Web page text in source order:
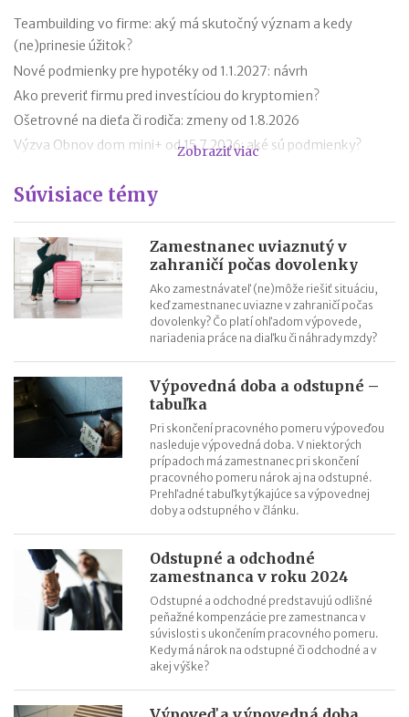
Teambuilding vo firme: aký má skutočný význam a kedy
(ne)prinesie úžitok?
Nové podmienky pre hypotéky od 1.1.2027: návrh
Ako preveriť firmu pred investíciou do kryptomien?
Ošetrovné na dieťa či rodiča: zmeny od 1.8.2026
Výzva Obnov dom mini+ od 15.7.2026: aké sú podmienky?
činnosti (AML zákon)
Sviatok sv. Cyrila a Metoda 2026 už bez zatvorených obchodov
Nabíjanie elektromobilu v zahraničí: roaming, aplikácie,
plánovanie cesty
ChatGPT, Gemini a ďalšie AI nástroje: daňové povinnosti pri
Zobraziť viac
Súvisiace témy
Zamestnanec uviaznutý v
zahraničí počas dovolenky
Ako zamestnávateľ (ne)môže riešiť situáciu,
keď zamestnanec uviazne v zahraničí počas
dovolenky? Čo platí ohľadom výpovede,
nariadenia práce na diaľku či náhrady mzdy?
Výpovedná doba a odstupné –
tabuľka
Pri skončení pracovného pomeru výpoveďou
nasleduje výpovedná doba. V niektorých
prípadoch má zamestnanec pri skončení
pracovného pomeru nárok aj na odstupné.
Prehľadné tabuľky týkajúce sa výpovednej
doby a odstupného v článku.
Odstupné a odchodné
zamestnanca v roku 2024
Odstupné a odchodné predstavujú odlišné
peňažné kompenzácie pre zamestnanca v
súvislosti s ukončením pracovného pomeru.
Kedy má nárok na odstupné či odchodné a v
akej výške?